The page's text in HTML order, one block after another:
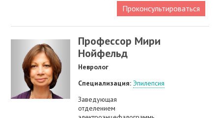
Проконсультироваться
Профессор Мири
Нойфельд
Невролог
Специализация:Эпилепсия
Заведующая
отделением